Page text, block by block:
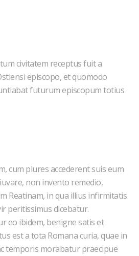
civitatem receptus fuit a
episcopo, et quomodo
futurum episcopum totius
cum plures accederent suis eum
non invento remedio,
Reatinam, in qua illius infirmitatis
peritissimus dicebatur.
eo ibidem, benigne satis et
est a tota Romana curia, quae in
temporis morabatur praecipue